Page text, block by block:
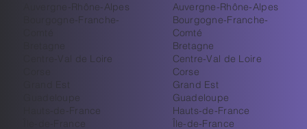
Auvergne-Rhône-Alpes
Bourgogne-Franche-
Centre-Val de Loire
Guadeloupe
Hauts-de-France
Île-de-France
Auvergne-Rhône-Alpes
Bourgogne-Franche-
Comté
Bretagne
Centre-Val de Loire
Corse
Grand Est
Guadeloupe
Hauts-de-France
Île-de-France